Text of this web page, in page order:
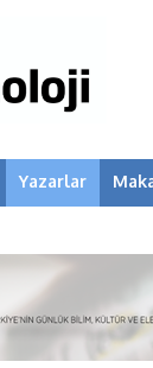
Yazarlar